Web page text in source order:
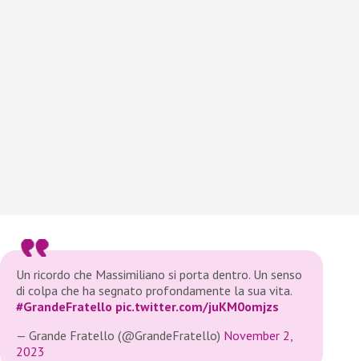
Un ricordo che Massimiliano si porta dentro. Un senso
di colpa che ha segnato profondamente la sua vita.
#GrandeFratello pic.twitter.com/juKM0omjzs
— Grande Fratello (@GrandeFratello) November 2,
2023